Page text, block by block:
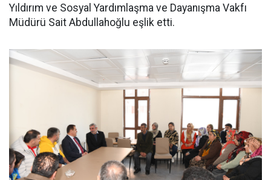
Yıldırım ve Sosyal Yardımlaşma ve Dayanışma Vakfı
Müdürü Sait Abdullahoğlu eşlik etti.